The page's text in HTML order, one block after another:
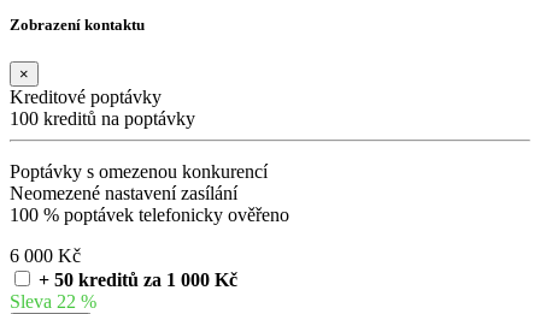
Zobrazení kontaktu
×
Kreditové poptávky
100 kreditů na poptávky
Poptávky s omezenou konkurencí
Neomezené nastavení zasílání
100 % poptávek telefonicky ověřeno
6 000 Kč
+ 50 kreditů za 1 000 Kč
Sleva 22 %